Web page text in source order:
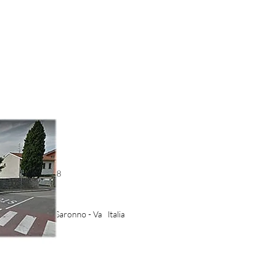
- 3485141708
2-4 21047 Saronno - Va Italia